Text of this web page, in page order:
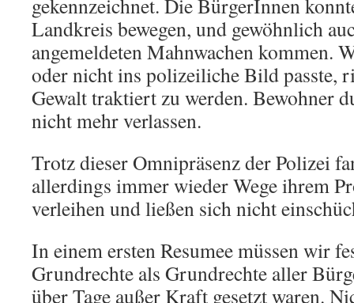
gekennzeichnet. Die BürgerInnen
Landkreis bewegen, und gewöhnlich
angemeldeten Mahnwachen kommen.
oder nicht ins polizeiliche Bild passte,
Gewalt traktiert zu werden. Bewohner
nicht mehr verlassen.
Trotz dieser Omnipräsenz der Polizei
allerdings immer wieder Wege ihrem
verleihen und ließen sich nicht
In einem ersten Resumee müssen wir
Grundrechte als Grundrechte aller
über Tage außer Kraft gesetzt waren.